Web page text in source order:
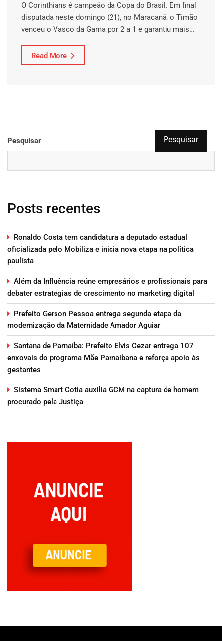
O Corinthians é campeão da Copa do Brasil. Em final
disputada neste domingo (21), no Maracanã, o Timão
venceu o Vasco da Gama por 2 a 1 e garantiu mais…
Read More
Pesquisar Pesquisar
Posts recentes
Ronaldo Costa tem candidatura a deputado estadual
oficializada pelo Mobiliza e inicia nova etapa na política
paulista
Além da Influência reúne empresários e profissionais para
debater estratégias de crescimento no marketing digital
Prefeito Gerson Pessoa entrega segunda etapa da
modernização da Maternidade Amador Aguiar
Santana de Parnaíba: Prefeito Elvis Cezar entrega 107
enxovais do programa Mãe Parnaibana e reforça apoio às
gestantes
Sistema Smart Cotia auxilia GCM na captura de homem
procurado pela Justiça